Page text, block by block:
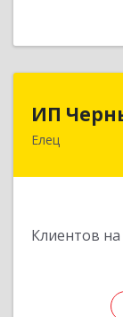
ИП
Елец
Клиентов
ИП
399771,